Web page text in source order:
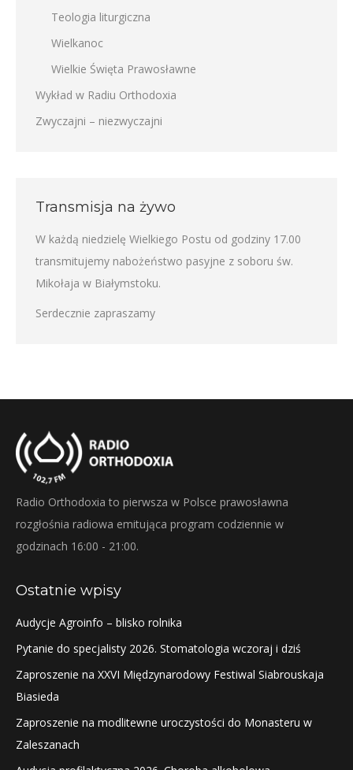
Teologia liturgiczna
Wielkanoc
Wielkie Święta Prawosławne
Wykład w Radiu Orthodoxia
Zwyczajni – niezwyczajni
Transmisja na żywo
W każdą niedzielę Wielkiego Postu od godziny 17.00
transmitujemy nabożeństwo pasyjne z soboru św.
Mikołaja w Białymstoku.
Serdecznie zapraszamy
Radio Orthodoxia to pierwsza w Polsce prawosławna
rozgłośnia radiowa emitująca program codziennie w
godzinach 16:00 - 21:00.
Ostatnie wpisy
Audycje Agroinfo – blisko rolnika
Pytanie do specjalisty 2026. Stomatologia wczoraj i dziś
Zaproszenie na XXVI Międzynarodowy Festiwal Siabrouskaja
Biasieda
Zaproszenie na modlitewne uroczystości do Monasteru w
Zaleszanach